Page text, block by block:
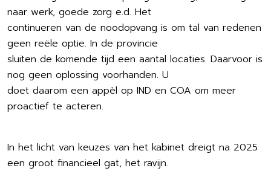
naar werk, goede zorg e.d. Het
continueren van de noodopvang is om tal van redenen
geen reële optie. In de provincie
sluiten de komende tijd een aantal locaties. Daarvoor is
nog geen oplossing voorhanden. U
doet daarom een appèl op IND en COA om meer
proactief te acteren.
In het licht van keuzes van het kabinet dreigt na 2025
een groot financieel gat, het ravijn.